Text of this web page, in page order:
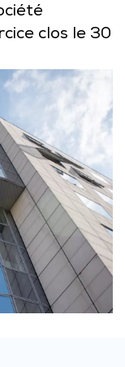
clos le 30